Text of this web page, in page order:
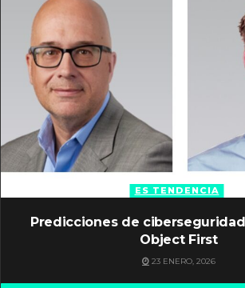
ES TENDENCIA
Predicciones de
Object First
23 ENERO, 2026